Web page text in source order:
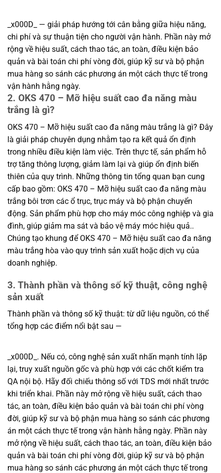
_x000D_ — giải pháp hướng tới cân bằng giữa hiệu năng,
chi phí và sự thuận tiện cho người vận hành. Phần này mở
rộng về hiệu suất, cách thao tác, an toàn, điều kiện bảo
quản và bài toán chi phí vòng đời, giúp kỹ sư và bộ phận
mua hàng so sánh các phương án một cách thực tế trong
vận hành hằng ngày.
2. OKS 470 – Mỡ hiệu suất cao đa năng màu
trắng là gì?
OKS 470 – Mỡ hiệu suất cao đa năng màu trắng là gì? Đây
là giải pháp chuyên dụng nhằm tạo ra kết quả ổn định
trong nhiều điều kiện làm việc. Trên thực tế, sản phẩm hỗ
trợ tăng thông lượng, giảm làm lại và giúp ổn định biến
thiên của quy trình. Những thông tin tổng quan bạn cung
cấp bao gồm: OKS 470 – Mỡ hiệu suất cao đa năng màu
trắng bôi trơn các ổ trục, trục máy và bộ phận chuyển
động. Sản phẩm phù hợp cho máy móc công nghiệp và gia
đình, giúp giảm ma sát và bảo vệ máy móc hiệu quả..
Chúng tạo khung để OKS 470 – Mỡ hiệu suất cao đa năng
màu trắng hòa vào quy trình sản xuất hoặc dịch vụ của
doanh nghiệp.
3. Thành phần và thông số kỹ thuật, công nghệ
sản xuất
Thành phần và thông số kỹ thuật: từ dữ liệu nguồn, có thể
tổng hợp các điểm nổi bật sau —
_x000D_. Nếu có, công nghệ sản xuất nhấn mạnh tính lặp
lại, truy xuất nguồn gốc và phù hợp với các chốt kiểm tra
QA nội bộ. Hãy đối chiếu thông số với TDS mới nhất trước
khi triển khai. Phần này mở rộng về hiệu suất, cách thao
tác, an toàn, điều kiện bảo quản và bài toán chi phí vòng
đời, giúp kỹ sư và bộ phận mua hàng so sánh các phương
án một cách thực tế trong vận hành hằng ngày. Phần này
mở rộng về hiệu suất, cách thao tác, an toàn, điều kiện bảo
quản và bài toán chi phí vòng đời, giúp kỹ sư và bộ phận
mua hàng so sánh các phương án một cách thực tế trong